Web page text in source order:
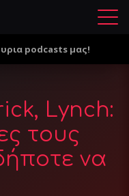
Μ
ο
podcasts μας!
Lynch:
τους
να